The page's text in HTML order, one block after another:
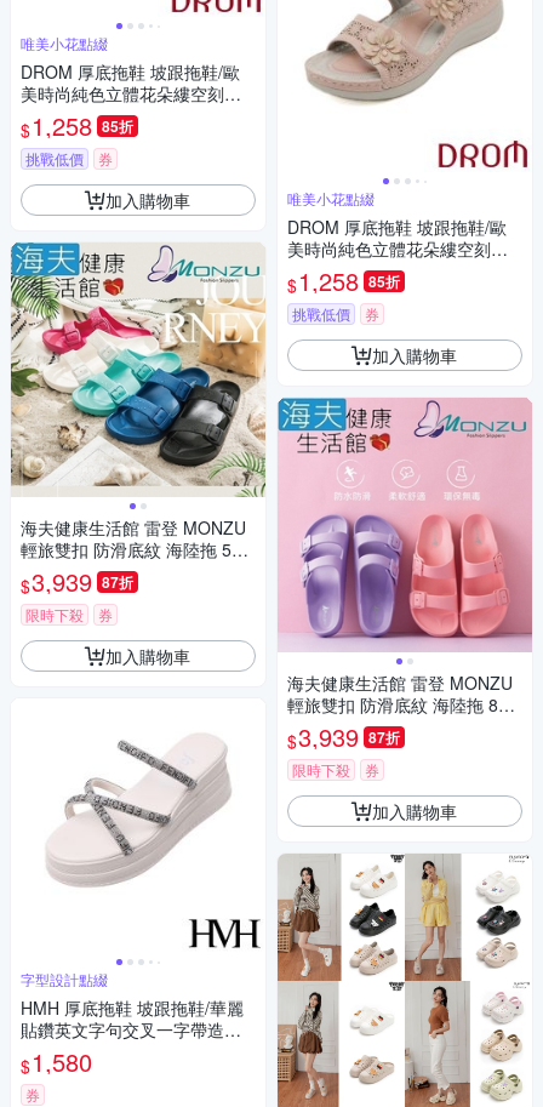
唯美小花點綴
DROM 厚底拖鞋 坡跟拖鞋/歐
美時尚純色立體花朵縷空刻花
坡跟厚底拖鞋 黑
$1,258 85折
挑戰低價 券
加入購物車
海夫健康生活館 雷登 MONZU
輕旅雙扣 防滑底紋 海陸拖 5款
顏色 任選12雙
$3,939 87折
限時下殺 券
加入購物車
字型設計點綴
HMH 厚底拖鞋 坡跟拖鞋/華麗
貼鑽英文字句交叉一字帶造型
坡跟厚底拖鞋 白
$1,580
券
唯美小花點綴
DROM 厚底拖鞋 坡跟拖鞋/歐
美時尚純色立體花朵縷空刻花
坡跟厚底拖鞋 粉
$1,258 85折
挑戰低價 券
加入購物車
海夫健康生活館 雷登 MONZU
輕旅雙扣 防滑底紋 海陸拖 8款
顏色 任選12雙
$3,939 87折
限時下殺 券
加入購物車